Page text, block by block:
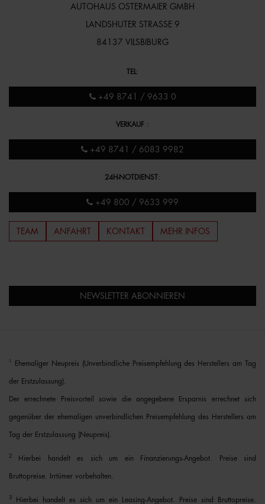
AUTOHAUS OSTERMAIER GMBH
LANDSHUTER STRASSE 9
84137 VILSBIBURG
TEL :
+49 8741 / 9633 0
VERKAUF :
+49 8741 / 6083 9982
24H-NOTDIENST:
+49 800 / 9633 999
TEAM ANFAHRT KONTAKT MEHR INFOS
NEWSLETTER ABONNIEREN
Ehemaliger Neupreis (Unverbindliche Preisempfehlung des Herstellers am Tag
der Erstzulassung).
Der errechnete Preisvorteil sowie die angegebene Ersparnis errechnet sich
gegenüber der ehemaligen unverbindlichen Preisempfehlung des Herstellers am
Tag der Erstzulassung (Neupreis).
2 Hierbei handelt es sich um ein Finanzierungs-Angebot. Preise sind
Bruttopreise. Irrtümer vorbehalten.
3 Hierbei handelt es sich um ein Leasing-Angebot. Preise sind Bruttopreise.